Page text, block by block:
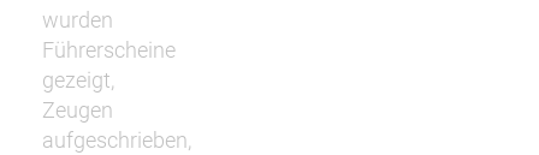
wurden
Führerscheine
gezeigt,
Zeugen
aufgeschrieben,